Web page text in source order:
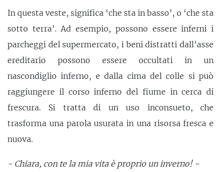
In questa veste, significa ‘che sta in basso’, o ‘che sta
sotto terra’. Ad esempio, possono essere inferni i
parcheggi del supermercato, i beni distratti dall’asse
ereditario possono essere occultati in un
nascondiglio inferno, e dalla cima del colle si può
raggiungere il corso inferno del fiume in cerca di
frescura. Si tratta di un uso inconsueto, che
trasforma una parola usurata in una risorsa fresca e
nuova.
- Chiara, con te la mia vita è proprio un inverno! -